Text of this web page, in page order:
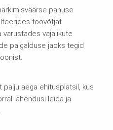
panuse
töövõtjat
vajalikute
paigalduse jaoks tegid
palju aega ehitusplatsil, kus
lahendusi leida ja